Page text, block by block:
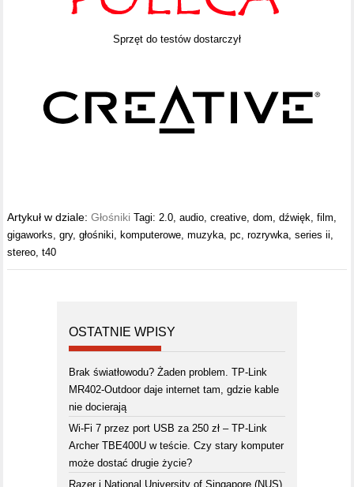
Sprzęt do testów dostarczył
Artykuł w dziale:Głośniki Tagi:2.0,audio,creative,dom,dźwięk,film,
gigaworks,gry,głośniki, komputerowe,muzyka,pc,rozrywka,series ii,
stereo,t40
OSTATNIE WPISY
Brak światłowodu? Żaden problem. TP-Link
MR402-Outdoor daje internet tam, gdzie kable
nie docierają
Wi-Fi 7 przez port USB za 250 zł – TP-Link
Archer TBE400U w teście. Czy stary komputer
może dostać drugie życie?
Razer i National University of Singapore (NUS)